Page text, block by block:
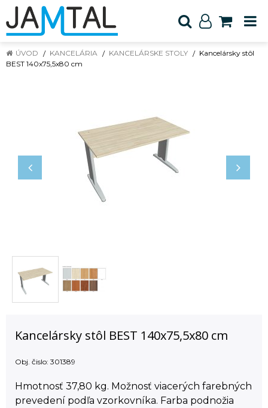
ÚVOD KANCELÁRIA KANCELÁRSKE STOLY
Kancelársky stôl
BEST 140x75,5x80 cm
Kancelársky stôl BEST 140x75,5x80 cm
Obj. čislo: 301389
Hmotnosť 37,80 kg. Možnosť viacerých farebných
prevedení podľa vzorkovníka. Farba podnožia